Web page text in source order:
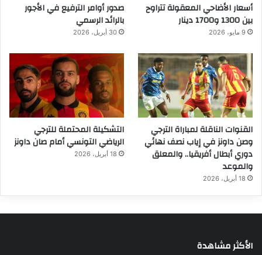
أسعار الأضاحي المعقولة تتراوح
بين 1300 و1700 دينار
9 مايو، 2026
صدور أوامر الترفيع في الأجور
بالرائد الرسمي
30 أبريل، 2026
القنوات الناقلة لمباراة الترجي
وصن داونز في إياب نصف نهائي
دوري أبطال أفريقيا.. والمعلق
والموعد
18 أبريل، 2026
التشكيلة المحتملة للترجي
الرياضي التونسي أمام صان داونز
18 أبريل، 2026
الأكثر مشاهدة